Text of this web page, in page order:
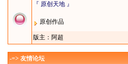
『 原创天地 』
原创作品
版主： 阿超
-=> 友情论坛